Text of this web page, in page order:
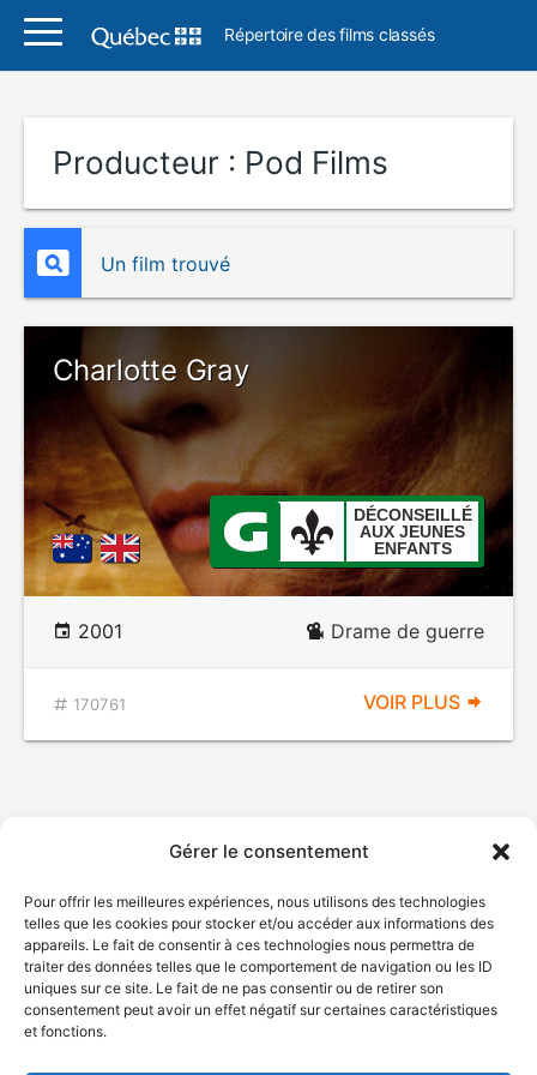
Gérer le consentement
Pour offrir les meilleures expériences, nous utilisons des technologies
telles que les cookies pour stocker et/ou accéder aux informations des
appareils. Le fait de consentir à ces technologies nous permettra de
traiter des données telles que le comportement de navigation ou les ID
uniques sur ce site. Le fait de ne pas consentir ou de retirer son
consentement peut avoir un effet négatif sur certaines caractéristiques
et fonctions.
Répertoire des films classés
Producteur : Pod Films
Un film trouvé
Charlotte Gray
DÉCONSEILLÉ
AUX JEUNES
ENFANTS
2001 Drame de guerre
170761 VOIR PLUS